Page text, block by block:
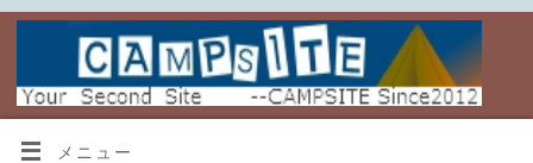
メニュー